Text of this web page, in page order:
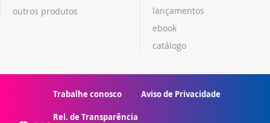
outros produtos
lançamentos
ebook
catálogo
Trabalhe conosco Aviso de Privacidade
Rel. de Transparência